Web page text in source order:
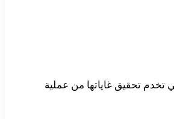
تخدم تحقيق غاياتها من عملية